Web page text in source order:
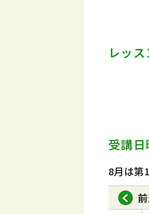
レッ
受講日
8月は第